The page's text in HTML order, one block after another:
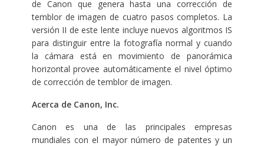
de Canon que genera hasta una corrección de
temblor de imagen de cuatro pasos completos. La
versión II de este lente incluye nuevos algoritmos IS
para distinguir entre la fotografía normal y cuando
la cámara está en movimiento de panorámica
horizontal provee automáticamente el nivel óptimo
de corrección de temblor de imagen.
Acerca de Canon, Inc.
Canon es una de las principales empresas
mundiales con el mayor número de patentes y un